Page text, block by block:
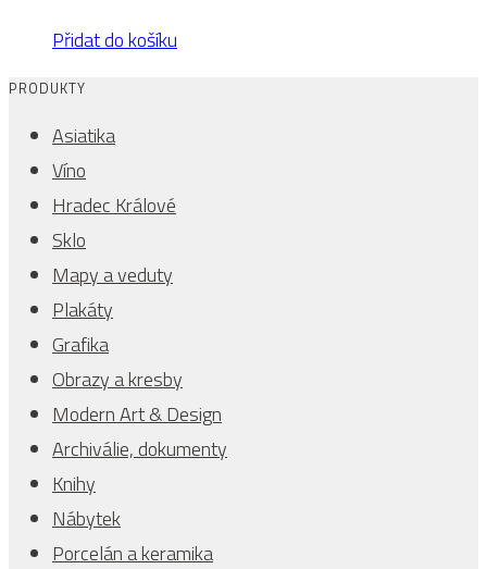
Přidat do košíku
PRODUKTY
Asiatika
Víno
Hradec Králové
Sklo
Mapy a veduty
Plakáty
Grafika
Obrazy a kresby
Modern Art & Design
Archiválie, dokumenty
Knihy
Nábytek
Porcelán a keramika